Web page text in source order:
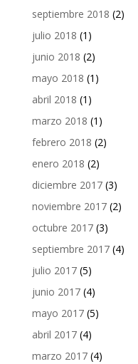
septiembre 2018 (2)
julio 2018 (1)
junio 2018 (2)
mayo 2018 (1)
abril 2018 (1)
marzo 2018 (1)
febrero 2018 (2)
enero 2018 (2)
diciembre 2017(3)
noviembre 2017(2)
octubre 2017(3)
septiembre 2017(4)
julio 2017(5)
junio 2017(4)
mayo 2017(5)
abril 2017(4)
marzo 2017(4)